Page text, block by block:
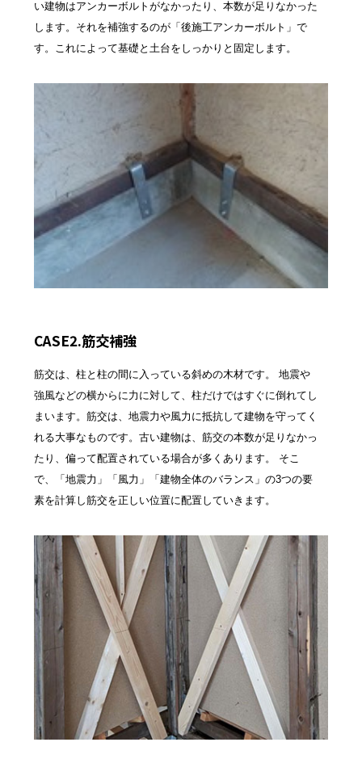
い建物はアンカーボルトがなかったり、本数が足りなかった
します。それを補強するのが「後施工アンカーボルト」で
す。これによって基礎と土台をしっかりと固定します。
CASE2.筋交補強
筋交は、柱と柱の間に入っている斜めの木材です。 地震や
強風などの横からに力に対して、柱だけではすぐに倒れてし
まいます。筋交は、地震力や風力に抵抗して建物を守ってく
れる大事なものです。古い建物は、筋交の本数が足りなかっ
たり、偏って配置されている場合が多くあります。 そこ
で、「地震力」「風力」「建物全体のバランス」の3つの要
素を計算し筋交を正しい位置に配置していきます。